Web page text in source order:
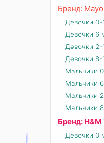
Бренд:
Девочки 0-
Девочки 6
Девочки 2-
Девочки 8-
Мальчики
Мальчики
Мальчики
Мальчики
Бренд: Н&М
Девочки 0